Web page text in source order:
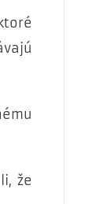
že